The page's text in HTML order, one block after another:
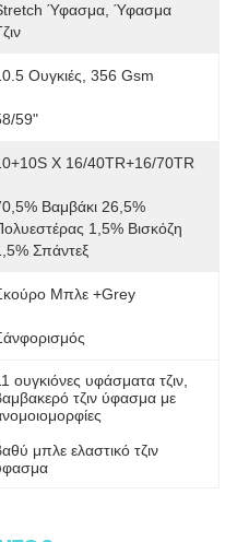
Ύφασμα, Ύφασμα
Ουγκιές, 356 Gsm
59"
X 16/40TR+16/70TR
Βαμβάκι 26,5%
1,5% Βισκόζη
Σπάντεξ
Μπλε +grey
ουγκιόνες υφάσματα τζιν
τζιν ύφασμα με
μπλε ελαστικό τζιν